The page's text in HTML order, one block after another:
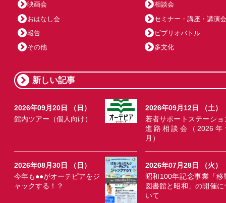
映画会
相談会
おはなし会
セミナー・講座・講演会
報告
ビブリオバトル
その他
多文化
新しい記事
2026年09月20日 （日）
館内ツアー（個人向け）
2026年09月12日 （土）
若者サポートステーショ
進路相談会（2026年
月）
2026年08月30日 （日）
今年も●●がオーテピアをジ
ャックする！？
2026年07月28日 （火）
昭和100年記念事業「移
図書館と昭和」の開催に
いて